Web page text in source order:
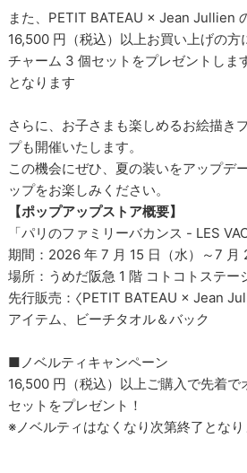
また、PETIT BATEAU × Jean Jullien
16,500 円（税込）以上お買い上げの
チャーム 3 個セットをプレゼントしま
となります
さらに、お子さまも楽しめるお絵描き
プも開催いたします。
この機会にぜひ、夏の装いをアップデ
ップをお楽しみください。
【ポップアップストア概要】
「パリのファミリーバカンス - LES
期間：2026 年 7 月 15 日（水）～7 月
場所：うめだ阪急 1 階 コトコトステー
先行販売：〈PETIT BATEAU × Jean
アイテム、ビーチタオル＆バック
■ノベルティキャンペーン
16,500 円（税込）以上ご購入で先着
セットをプレゼント！
※ノベルティはなくなり次第終了となり